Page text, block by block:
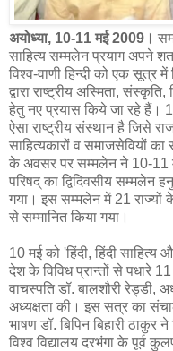
अयोध्या, 10-11 मई 2009।
साहित्य सम्मलेन प्रयाग अपने
विश्व-वाणी हिन्दी को एक
द्वारा राष्ट्रीय अस्मिता,
हेतु नए प्रयास किये जा रहे हैं।
ऐसा राष्ट्रीय संस्थान है जिसे
साहित्यकारों व समाजसेवियों
के अवसर पर सम्मलेन ने 10-11
परिषद् का द्विदिवसीय सम्मलेन
गया। इस सम्मलेन में 21 राज्यों के
से सम्मानित किया गया।
10 मई को 'हिंदी, हिंदी साहित्य
देश के विविध प्रान्तों से पधारे 11
वाचस्पति डॉ. बालशौरी रेड्डी,
अध्यक्षता की। इस सत्र का
भाषण डॉ. बिपिन बिहारी ठाकुर
विश्व विद्यालय दरभंगा के पूर्व